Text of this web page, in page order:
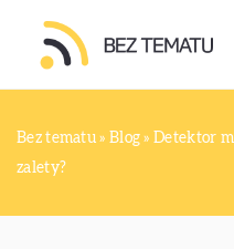
Bez tematu » Blog »Detektor
zalety?